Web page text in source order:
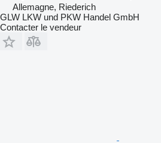
Allemagne, Riederich
GLW LKW und PKW Handel GmbH
Contacter le vendeur